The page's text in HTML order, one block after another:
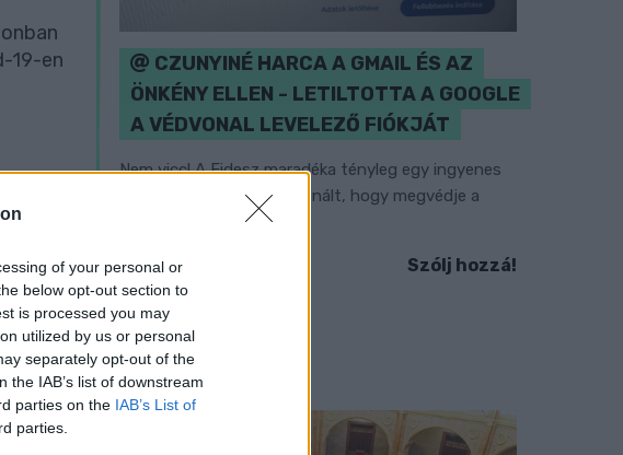
of your personal or
below opt-out section to
is processed you may
utilized by us or personal
separately opt-out of the
IAB’s list of downstream
parties on the IAB’s List of
parties.
19-en
CZUNYINÉ HARCA A GMAIL ÉS AZ
ÖNKÉNY ELLEN - LETILTOTTA A GOOGLE
A VÉDVONAL LEVELEZŐ FIÓKJÁT
Nem vicc! A Fidesz maradéka tényleg egy ingyenes
e-mail szolgáltatást használt, hogy megvédje a
Fidesz maradékát.
Szólj hozzá!